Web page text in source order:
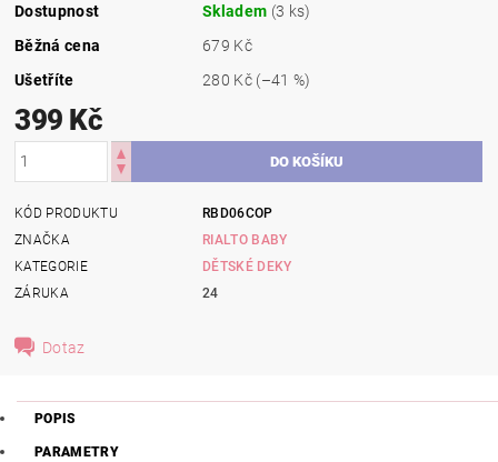
Dostupnost Skladem (3 ks)
Běžná cena
679 Kč
Ušetříte
280 Kč (–41 %)
399 Kč
KÓD PRODUKTU
RBD06COP
ZNAČKA
RIALTO BABY
KATEGORIE
DĚTSKÉ DEKY
ZÁRUKA
24
Dotaz
POPIS
PARAMETRY